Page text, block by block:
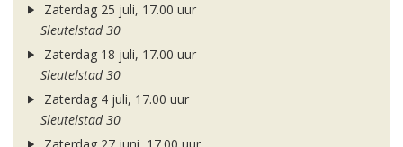
Zaterdag 25 juli, 17.00 uur
Sleutelstad 30
Zaterdag 18 juli, 17.00 uur
Sleutelstad 30
Zaterdag 4 juli, 17.00 uur
Sleutelstad 30